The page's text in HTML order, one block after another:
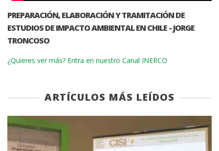
PREPARACIÓN, ELABORACIÓN Y TRAMITACIÓN DE
ESTUDIOS DE IMPACTO AMBIENTAL EN CHILE - JORGE
TRONCOSO
¿Quieres ver más? Entra en nuestro Canal INERCO
ARTÍCULOS MÁS LEÍDOS